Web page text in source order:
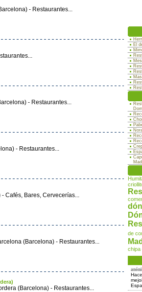
- Restaurantes...
- Restaurantes...
- Restaurantes...
Cafés, Bares, Cervecerías...
(Barcelona) - Restaurantes...
(Barcelona) - Restaurantes...
El
de
chipa